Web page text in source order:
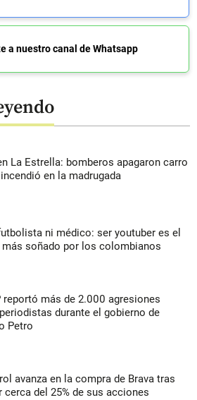
a nuestro canal de Whatsapp
La Estrella: bomberos apagaron carro
en la madrugada
ni médico: ser youtuber es el
soñado por los colombianos
reportó más de 2.000 agresiones
durante el gobierno de
Petro
avanza en la compra de Brava tras
cerca del 25% de sus acciones